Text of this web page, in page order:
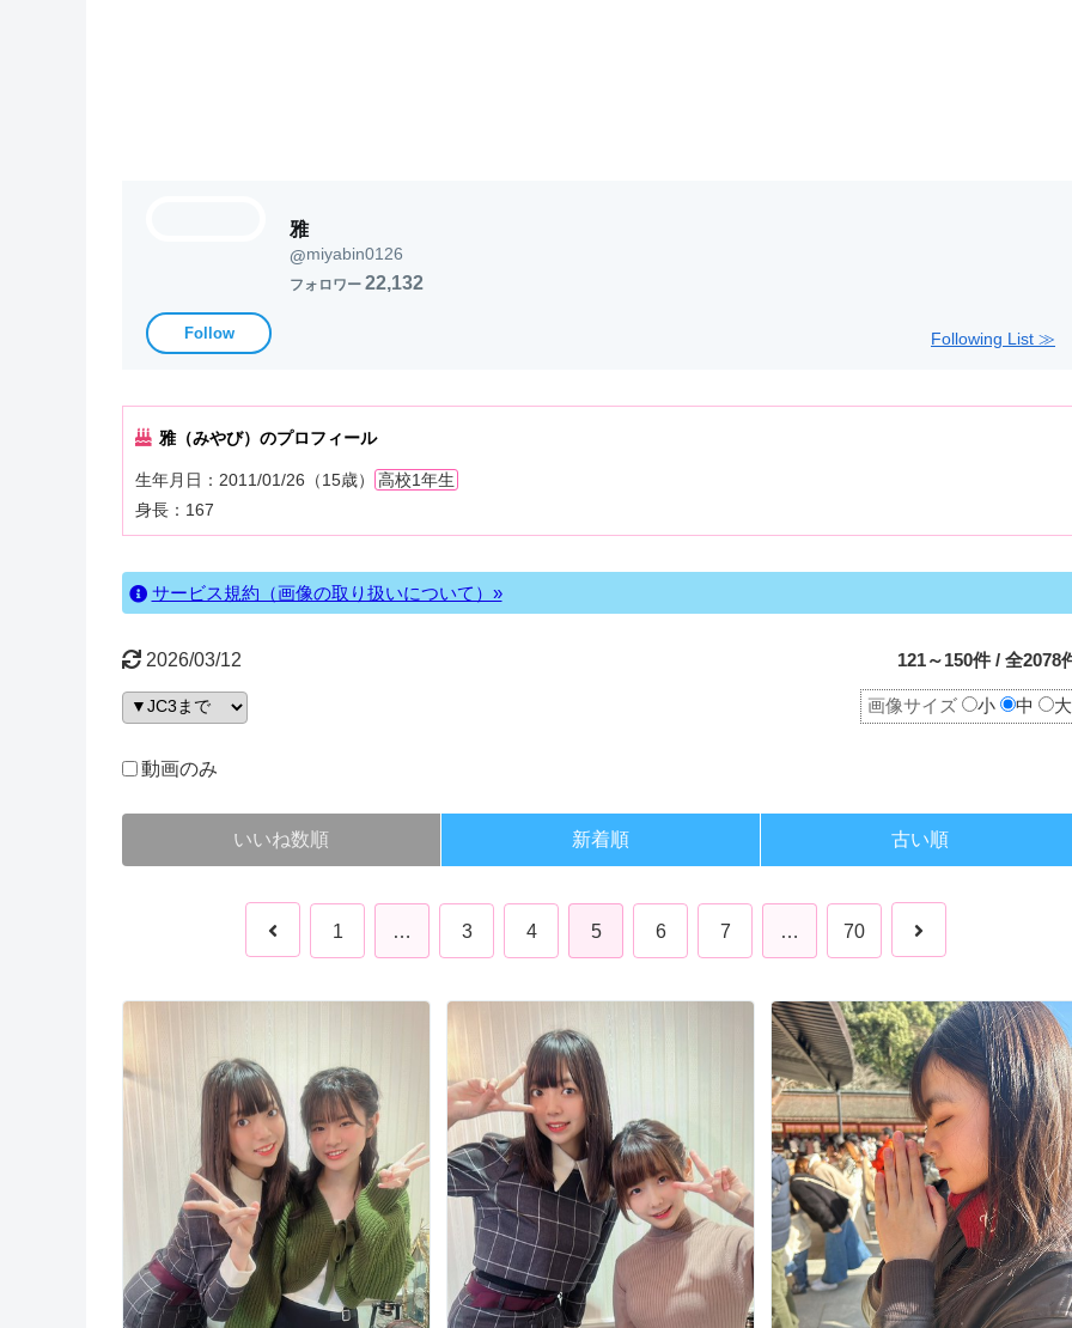
雅
@miyabin0126
フォロワー 22,132
Follow Following List ≫
雅（みやび）のプロフィール
生年月日：2011/01/26（15歳）
高校1年生
身長：167
サービス規約（画像の取り扱いについて）»
2026/03/12 121～150件 / 全2078
画像サイズ 小 中 大
動画のみ
いいね数順 新着順 古い順
1 … 3 4 5 6 7 … 70